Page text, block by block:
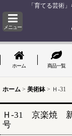
「育てる芸術
メニュー
ホーム 商品一覧
ホーム > 美術鉢 > Ｈ-
Ｈ-31 京楽焼
号